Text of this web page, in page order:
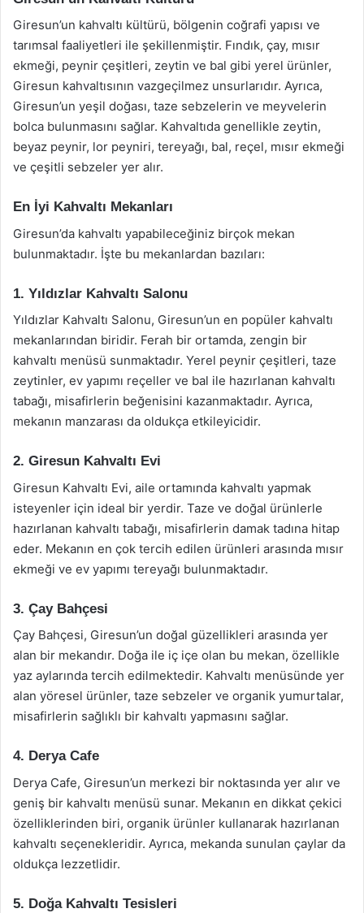
Giresun’un kahvaltı kültürü, bölgenin coğrafi yapısı ve
tarımsal faaliyetleri ile şekillenmiştir. Fındık, çay, mısır
ekmeği, peynir çeşitleri, zeytin ve bal gibi yerel ürünler,
Giresun kahvaltısının vazgeçilmez unsurlarıdır. Ayrıca,
Giresun’un yeşil doğası, taze sebzelerin ve meyvelerin
bolca bulunmasını sağlar. Kahvaltıda genellikle zeytin,
beyaz peynir, lor peyniri, tereyağı, bal, reçel, mısır ekmeği
ve çeşitli sebzeler yer alır.
En İyi Kahvaltı Mekanları
Giresun’da kahvaltı yapabileceğiniz birçok mekan
bulunmaktadır. İşte bu mekanlardan bazıları:
1. Yıldızlar Kahvaltı Salonu
Yıldızlar Kahvaltı Salonu, Giresun’un en popüler kahvaltı
mekanlarından biridir. Ferah bir ortamda, zengin bir
kahvaltı menüsü sunmaktadır. Yerel peynir çeşitleri, taze
zeytinler, ev yapımı reçeller ve bal ile hazırlanan kahvaltı
tabağı, misafirlerin beğenisini kazanmaktadır. Ayrıca,
mekanın manzarası da oldukça etkileyicidir.
2. Giresun Kahvaltı Evi
Giresun Kahvaltı Evi, aile ortamında kahvaltı yapmak
isteyenler için ideal bir yerdir. Taze ve doğal ürünlerle
hazırlanan kahvaltı tabağı, misafirlerin damak tadına hitap
eder. Mekanın en çok tercih edilen ürünleri arasında mısır
ekmeği ve ev yapımı tereyağı bulunmaktadır.
3. Çay Bahçesi
Çay Bahçesi, Giresun’un doğal güzellikleri arasında yer
alan bir mekandır. Doğa ile iç içe olan bu mekan, özellikle
yaz aylarında tercih edilmektedir. Kahvaltı menüsünde yer
alan yöresel ürünler, taze sebzeler ve organik yumurtalar,
misafirlerin sağlıklı bir kahvaltı yapmasını sağlar.
4. Derya Cafe
Derya Cafe, Giresun’un merkezi bir noktasında yer alır ve
geniş bir kahvaltı menüsü sunar. Mekanın en dikkat çekici
özelliklerinden biri, organik ürünler kullanarak hazırlanan
kahvaltı seçenekleridir. Ayrıca, mekanda sunulan çaylar da
oldukça lezzetlidir.
5. Doğa Kahvaltı Tesisleri